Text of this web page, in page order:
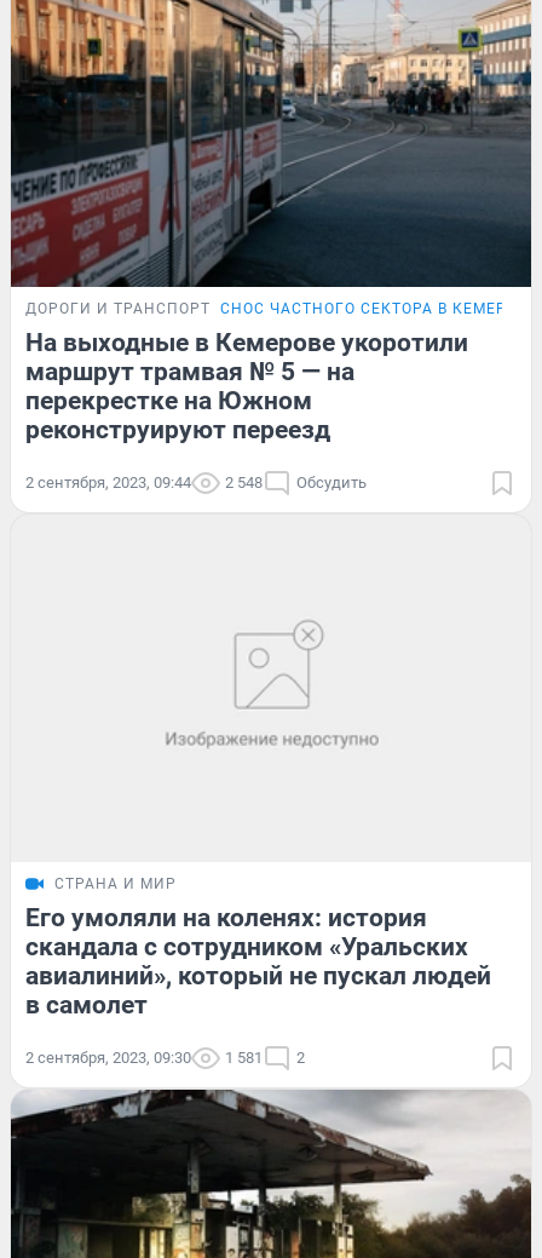
ДОРОГИ И ТРАНСПОРТ СНОС ЧАСТНОГО СЕКТОРА В КЕМЕРОВЕ
На выходные в Кемерове укоротили
маршрут трамвая № 5 — на
перекрестке на Южном
реконструируют переезд
2 сентября, 2023, 09:44 2 548 Обсудить
СТРАНА И МИР
Его умоляли на коленях: история
скандала с сотрудником «Уральских
авиалиний», который не пускал людей
в самолет
2 сентября, 2023, 09:30 1 581 2